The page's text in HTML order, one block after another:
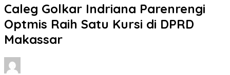
Caleg Golkar Indriana Parenrengi
Optmis Raih Satu Kursi di DPRD
Makassar